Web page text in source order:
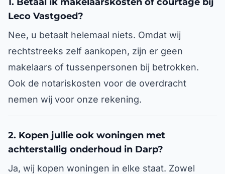
Leco Vastgoed?
Nee, u betaalt helemaal niets. Omdat wij
rechtstreeks zelf aankopen, zijn er geen
makelaars of tussenpersonen bij betrokken.
Ook de notariskosten voor de overdracht
nemen wij voor onze rekening.
2. Kopen jullie ook woningen met
achterstallig onderhoud in Darp?
Ja, wij kopen woningen in elke staat. Zowel